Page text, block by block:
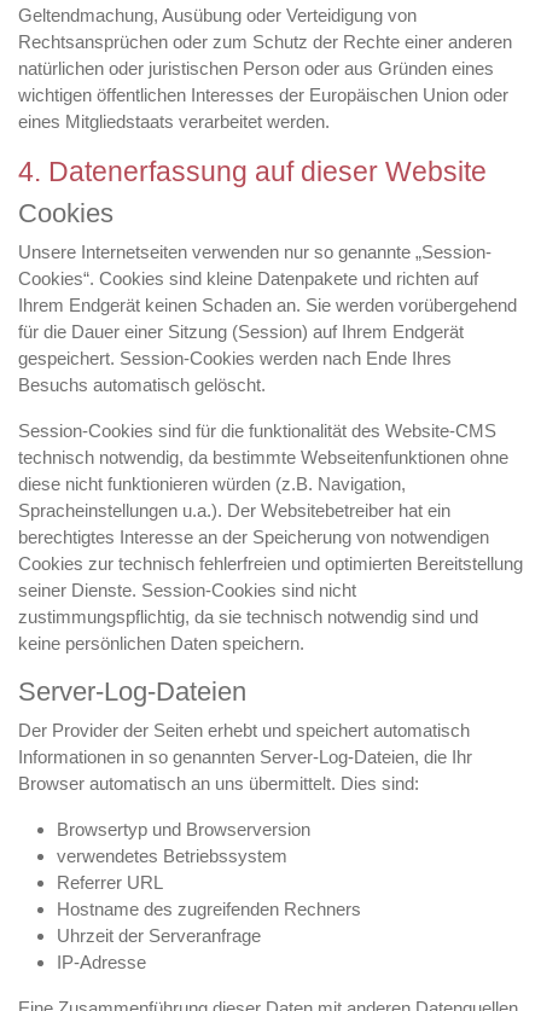
Geltendmachung, Ausübung oder Verteidigung von
Rechtsansprüchen oder zum Schutz der Rechte einer anderen
natürlichen oder juristischen Person oder aus Gründen eines
wichtigen öffentlichen Interesses der Europäischen Union oder
eines Mitgliedstaats verarbeitet werden.
4. Datenerfassung auf dieser Website
Cookies
Unsere Internetseiten verwenden nur so genannte „Session-
Cookies“. Cookies sind kleine Datenpakete und richten auf
Ihrem Endgerät keinen Schaden an. Sie werden vorübergehend
für die Dauer einer Sitzung (Session) auf Ihrem Endgerät
gespeichert. Session-Cookies werden nach Ende Ihres
Besuchs automatisch gelöscht.
Session-Cookies sind für die funktionalität des Website-CMS
technisch notwendig, da bestimmte Webseitenfunktionen ohne
diese nicht funktionieren würden (z.B. Navigation,
Spracheinstellungen u.a.). Der Websitebetreiber hat ein
berechtigtes Interesse an der Speicherung von notwendigen
Cookies zur technisch fehlerfreien und optimierten Bereitstellung
seiner Dienste. Session-Cookies sind nicht
zustimmungspflichtig, da sie technisch notwendig sind und
keine persönlichen Daten speichern.
Server-Log-Dateien
Der Provider der Seiten erhebt und speichert automatisch
Informationen in so genannten Server-Log-Dateien, die Ihr
Browser automatisch an uns übermittelt. Dies sind:
Browsertyp und Browserversion
verwendetes Betriebssystem
Referrer URL
Hostname des zugreifenden Rechners
Uhrzeit der Serveranfrage
IP-Adresse